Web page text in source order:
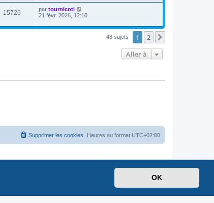
OK
15726 par tournicoti
21 févr. 2026, 12:10
43 sujets 1 2
Aller à
Heures au format UTC+02:00
Supprimer les cookies